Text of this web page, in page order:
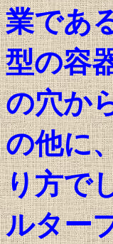
業であ
型の容
の穴か
の他に
り方で
ルター